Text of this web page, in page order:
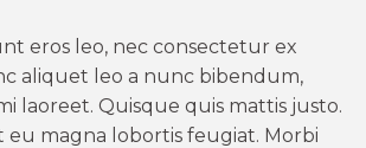
eros leo, nec consectetur ex
aliquet leo a nunc bibendum,
laoreet. Quisque quis mattis justo.
eu magna lobortis feugiat. Morbi